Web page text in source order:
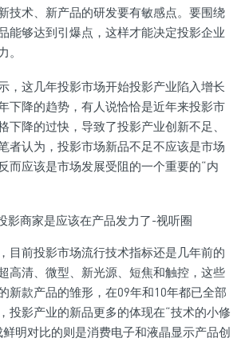
技术、新产品的研发要有敏感点。要围绕
能够达到引爆点，这样才能决定投影企业
。
，这几年投影市场开始投影产业陷入增长
下降的趋势，有人说恰恰是近年来投影市
下降的过快，导致了投影产业创新不足、
者认为，投影市场新品不足不应该是市场
而应该是市场发展受阻的一个重要的“内
目前投影市场流行技术指标还是几年前的
高清、微型、新光源、短焦和触控，这些
新款产品的雏形，在09年和10年都已全部
投影产业的新品更多的体现在“技术的小修
明对比的则是消费电子和液晶显示产品创